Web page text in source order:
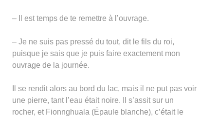
– Il est temps de te remettre à l’ouvrage.
– Je ne suis pas pressé du tout, dit le fils du roi,
puisque je sais que je puis faire exactement mon
ouvrage de la journée.
Il se rendit alors au bord du lac, mais il ne put pas voir
une pierre, tant l’eau était noire. Il s’assit sur un
rocher, et Fionnghuala (Épaule blanche), c’était le